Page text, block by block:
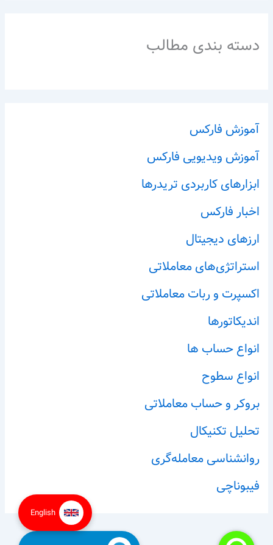
دسته بندی مطالب
آموزش فارکس
آموزش ویدیویی فارکس
ابزارهای کاربردی تریدرها
اخبار فارکس
ارزهای دیجیتال
استراتژی‌های معاملاتی
اکسپرت و ربات معاملاتی
اندیکاتورها
انواع حساب ها
انواع سطوح
بروکر و حساب معاملاتی
تحلیل تکنیکال
روانشناسی معامله‌گری
فیبوناچی
English